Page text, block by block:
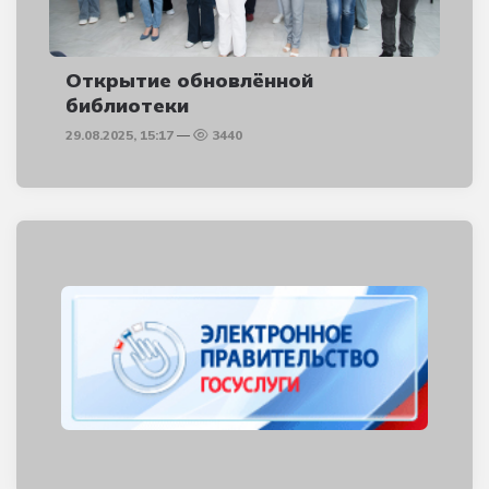
Открытие обновлённой
библиотеки
29.08.2025, 15:17 3440